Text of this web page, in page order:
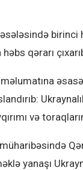
birinci
qərarı
və
yanaşı